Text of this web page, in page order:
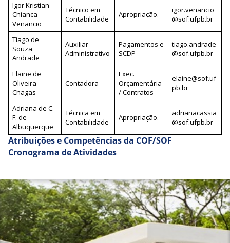
Igor Kristian
Chianca
Venancio
Técnico em
Contabilidade
Apropriação.
igor.venancio
@sof.ufpb.br
Tiago de
Souza
Andrade
Auxiliar
Administrativo
Pagamentos e
SCDP
tiago.andrade
@sof.ufpb.br
Elaine de
Oliveira
Chagas
Contadora
Exec.
Orçamentária
/ Contratos
elaine@sof.uf
pb.br
Adriana de C.
F. de
Albuquerque
Técnica em
Contabilidade
Apropriação.
adrianacassia
@sof.ufpb.br
Atribuições e Competências da COF/SOF
Cronograma de Atividades